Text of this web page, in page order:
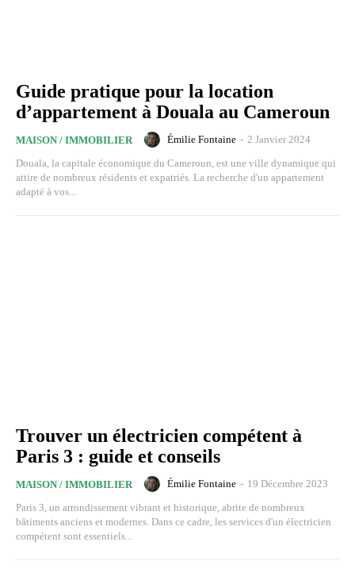
Guide pratique pour la location
d’appartement à Douala au Cameroun
MAISON / IMMOBILIER Émilie Fontaine - 2 Janvier 2024
Douala, la capitale économique du Cameroun, est une ville dynamique qui
attire de nombreux résidents et expatriés. La recherche d'un appartement
adapté à vos...
Trouver un électricien compétent à
Paris 3 : guide et conseils
MAISON / IMMOBILIER Émilie Fontaine - 19 Décembre 2023
Paris 3, un arrondissement vibrant et historique, abrite de nombreux
bâtiments anciens et modernes. Dans ce cadre, les services d'un électricien
compétent sont essentiels...